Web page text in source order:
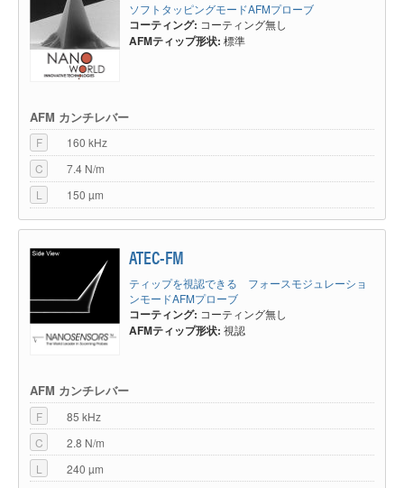
ソフトタッピングモードAFMプローブ
コーティング: コーティング無し
AFMティップ形状: 標準
AFM カンチレバー
F
160 kHz
C
7.4 N/m
L
150 µm
ATEC-FM
ティップを視認できる フォースモジュレーショ
ンモードAFMプローブ
コーティング: コーティング無し
AFMティップ形状: 視認
AFM カンチレバー
F
85 kHz
C
2.8 N/m
L
240 µm